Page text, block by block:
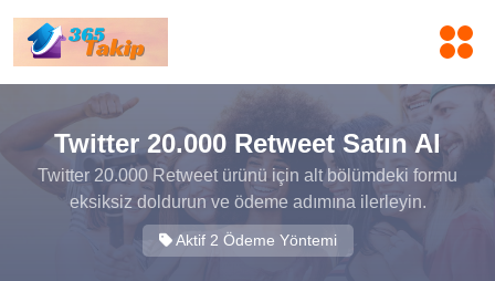
Twitter 20.000 Retweet Satın Al
Twitter 20.000 Retweet ürünü için alt bölümdeki formu
eksiksiz doldurun ve ödeme adımına ilerleyin.
Aktif 2 Ödeme Yöntemi